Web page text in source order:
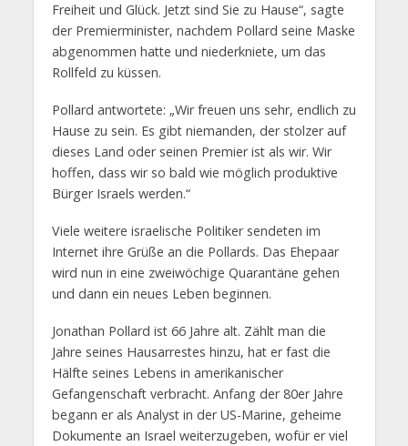
Freiheit und Glück. Jetzt sind Sie zu Hause“, sagte
der Premierminister, nachdem Pollard seine Maske
abgenommen hatte und niederkniete, um das
Rollfeld zu küssen.
Pollard antwortete: „Wir freuen uns sehr, endlich zu
Hause zu sein. Es gibt niemanden, der stolzer auf
dieses Land oder seinen Premier ist als wir. Wir
hoffen, dass wir so bald wie möglich produktive
Bürger Israels werden.“
Viele weitere israelische Politiker sendeten im
Internet ihre Grüße an die Pollards. Das Ehepaar
wird nun in eine zweiwöchige Quarantäne gehen
und dann ein neues Leben beginnen.
Jonathan Pollard ist 66 Jahre alt. Zählt man die
Jahre seines Hausarrestes hinzu, hat er fast die
Hälfte seines Lebens in amerikanischer
Gefangenschaft verbracht. Anfang der 80er Jahre
begann er als Analyst in der US-Marine, geheime
Dokumente an Israel weiterzugeben, wofür er viel